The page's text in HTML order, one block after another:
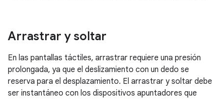
Arrastrar y soltar
En las pantallas táctiles, arrastrar requiere una presión
prolongada, ya que el deslizamiento con un dedo se
reserva para el desplazamiento. El arrastrar y soltar debe
ser instantáneo con los dispositivos apuntadores que